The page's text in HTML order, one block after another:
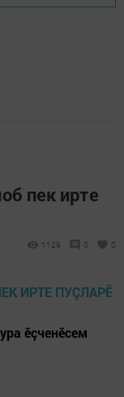
пек ирте
1129 0 0
ӗçченӗсем